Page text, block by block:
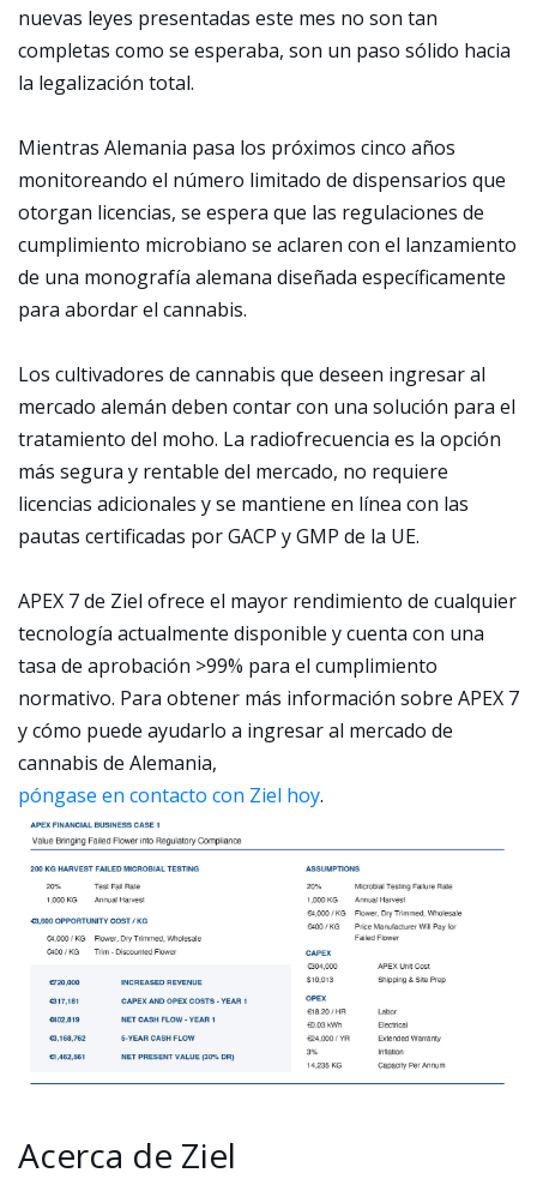
nuevas leyes presentadas este mes no son tan
completas como se esperaba, son un paso sólido hacia
la legalización total.
Mientras Alemania pasa los próximos cinco años
monitoreando el número limitado de dispensarios que
otorgan licencias, se espera que las regulaciones de
cumplimiento microbiano se aclaren con el lanzamiento
de una monografía alemana diseñada específicamente
para abordar el cannabis.
Los cultivadores de cannabis que deseen ingresar al
mercado alemán deben contar con una solución para el
tratamiento del moho. La radiofrecuencia es la opción
más segura y rentable del mercado, no requiere
licencias adicionales y se mantiene en línea con las
pautas certificadas por GACP y GMP de la UE.
APEX 7 de Ziel ofrece el mayor rendimiento de cualquier
tecnología actualmente disponible y cuenta con una
tasa de aprobación >99% para el cumplimiento
normativo. Para obtener más información sobre APEX 7
y cómo puede ayudarlo a ingresar al mercado de
cannabis de Alemania,
póngase en contacto con Ziel hoy.
Acerca de Ziel